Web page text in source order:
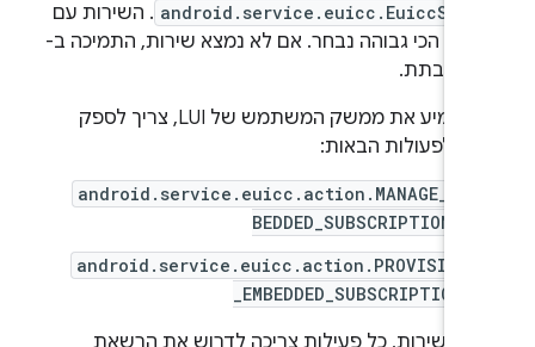
. השירות עם
הכי גבוהה נבחר. אם לא נמצא שירות, התמיכה ב-
כדי להטמיע את ממשק המשתמש של LUI, צריך לספק
לפעולות הבאות:
android.service.euicc.action.MANAGE_EM
BEDDED_SUBSCRIPTIONS
android.service.euicc.action.PROVISION
_EMBEDDED_SUBSCRIPTION
לשירות, כל פעילות צריכה לדרוש את הרשאת